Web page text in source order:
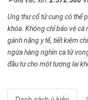
Ung thư cổ tử cung có thể
khóa. Không chỉ bảo vệ cá
gánh nặng y tế, tiết kiệm
ngừa hàng nghìn ca tử
đầu tư cho một tương lai